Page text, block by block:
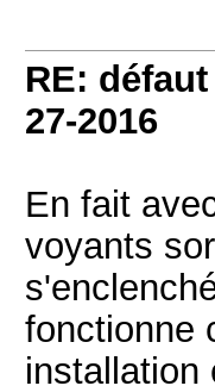
RE:
27-2016
En fait
voyants
fonctionne
installation